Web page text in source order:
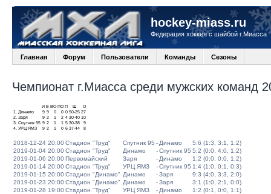
hockey-miass.ru
Федерация хоккея с шайбой г.Миасса
Главная Форум Пользователи Команды Сезоны
Чемпионат г.Миасса среди мужских команд
И В ВО ПО П
О
1.
Динамо 9 9 0 0 0 50-25 27
2. Заря 9 2 1 2 4 30-40 10
3. Спутник 95 9 2 1 1 5 30-38
9
4. УРЦ ЯМЗ 9 2 1 0 6 37-44 8
2018-12-24 20:00Стадион "Труд" Спутник 95 - Динамо
5:6 (1:3, 3:1, 1:2)
2019-01-04 20:00Стадион "Труд" Динамо -Спутник 95 5:2 (0:0, 4:0, 1:2)
2019-01-06 20:00Первомайский Заря - Динамо
1:2 (0:0, 0:0, 1:2)
2019-01-14 20:00Стадион "Труд" УРЦ ЯМЗ -Спутник 95 1:4 (1:0, 0:1, 0:3)
2019-01-15 20:00Стадион "Динамо" Динамо -Заря
9:3 (4:0, 3:3, 2:0)
2019-01-23 20:00Стадион "Динамо" Динамо -Заря
3:1 (1:0, 2:1, 0:0)
2019-01-28 19:00Стадион "Труд" УРЦ ЯМЗ - Динамо
1:2 (0:1, 0:0, 1:1)